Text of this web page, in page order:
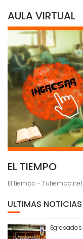
AULA VIRTUAL
EL TIEMPO
El tiempo - Tutiempo.net
ULTIMAS NOTICIAS